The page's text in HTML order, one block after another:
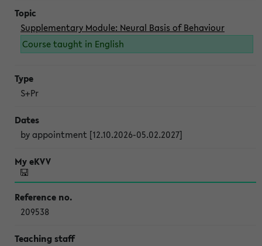
Supplementary Module: Neural Basis of Behaviour
Course taught in English
S+Pr
by appointment [12.10.2026-05.02.2027]
209538